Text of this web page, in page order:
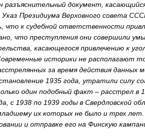
документ,
Президиума Верховного совета
что к судебной ответственности
что преступления они совершили
касающегося привлечению к
историки не располагают
за время действия данных
1935 года, утратили силу
один подобный факт – расстрел в
с 1938 по 1939 годы в Свердловской
их которых не было и трех лет.
и отправке его на Финскую